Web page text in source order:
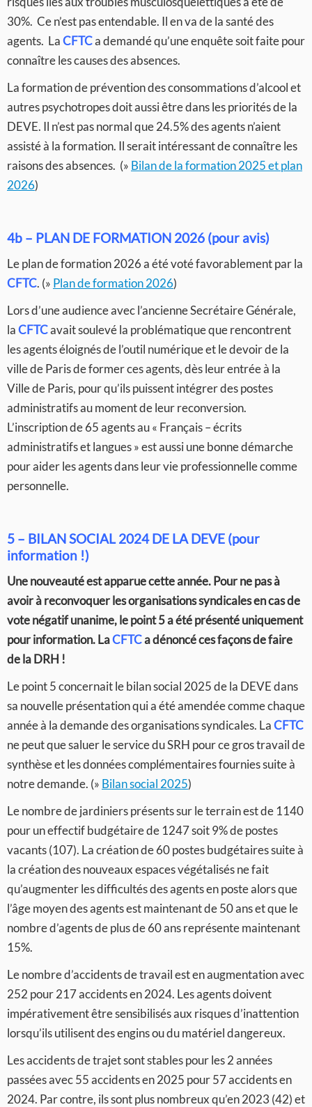
30%. Ce n’est pas entendable. Il en va de la santé des
agents. LaCFTCa demandé qu’une enquête soit faite pour
connaître les causes des absences.
La formation de prévention des consommations d’alcool et
autres psychotropes doit aussi être dans les priorités de la
DEVE. Il n’est pas normal que 24.5% des agents n’aient
assisté à la formation. Il serait intéressant de connaître les
raisons des absences. (» Bilan de la formation 2025 et plan
2026)
4b – PLAN DE FORMATION 2026 (pour avis)
Le plan de formation 2026 a été voté favorablement par la
CFTC. (» Plan de formation 2026)
Lors d’une audience avec l’ancienne Secrétaire Générale,
laCFTCavait soulevé la problématique que rencontrent
les agents éloignés de l’outil numérique et le devoir de la
ville de Paris de former ces agents, dès leur entrée à la
Ville de Paris, pour qu’ils puissent intégrer des postes
administratifs au moment de leur reconversion.
L’inscription de 65 agents au « Français – écrits
administratifs et langues » est aussi une bonne démarche
pour aider les agents dans leur vie professionnelle comme
personnelle.
5 – BILAN SOCIAL 2024 DE LA DEVE (pour
information !)
Une nouveauté est apparue cette année. Pour ne pas à
avoir à reconvoquer les organisations syndicales en cas de
vote négatif unanime, le point 5 a été présenté uniquement
pour information. LaCFTCa dénoncé ces façons de faire
de la DRH !
Le point 5 concernait le bilan social 2025 de la DEVE dans
sa nouvelle présentation qui a été amendée comme chaque
année à la demande des organisations syndicales. LaCFTC
ne peut que saluer le service du SRH pour ce gros travail de
synthèse et les données complémentaires fournies suite à
notre demande. (» Bilan social 2025)
Le nombre de jardiniers présents sur le terrain est de 1140
pour un effectif budgétaire de 1247 soit 9% de postes
vacants (107). La création de 60 postes budgétaires suite à
la création des nouveaux espaces végétalisés ne fait
qu’augmenter les difficultés des agents en poste alors que
l’âge moyen des agents est maintenant de 50 ans et que le
nombre d’agents de plus de 60 ans représente maintenant
15%.
Le nombre d’accidents de travail est en augmentation avec
252 pour 217 accidents en 2024. Les agents doivent
impérativement être sensibilisés aux risques d’inattention
lorsqu’ils utilisent des engins ou du matériel dangereux.
Les accidents de trajet sont stables pour les 2 années
passées avec 55 accidents en 2025 pour 57 accidents en
2024. Par contre, ils sont plus nombreux qu’en 2023 (42) et